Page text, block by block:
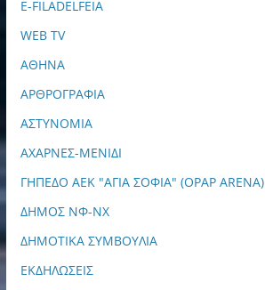
E-FILADELFEIA
WEB TV
ΑΘΗΝΑ
ΑΡΘΡΟΓΡΑΦΙΑ
ΑΣΤΥΝΟΜΙΑ
ΑΧΑΡΝΕΣ-ΜΕΝΙΔΙ
ΓΗΠΕΔΟ ΑΕΚ "ΑΓΙΑ ΣΟΦΙΑ" (OPAP ARENA)
ΔΗΜΟΣ ΝΦ-ΝΧ
ΔΗΜΟΤΙΚΑ ΣΥΜΒΟΥΛΙΑ
ΕΚΔΗΛΩΣΕΙΣ